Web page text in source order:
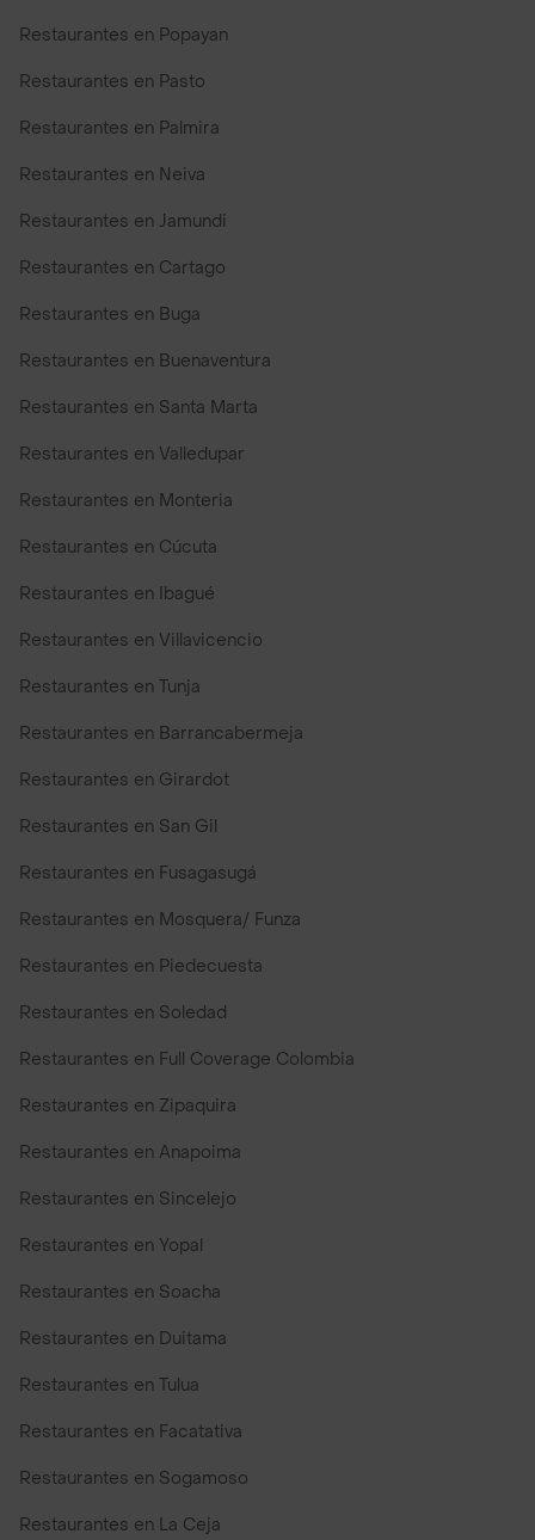
Restaurantes en Popayan
Restaurantes en Pasto
Restaurantes en Palmira
Restaurantes en Neiva
Restaurantes en Jamundi
Restaurantes en Cartago
Restaurantes en Buga
Restaurantes en Buenaventura
Restaurantes en Santa Marta
Restaurantes en Valledupar
Restaurantes en Monteria
Restaurantes en Cúcuta
Restaurantes en Ibagué
Restaurantes en Villavicencio
Restaurantes en Tunja
Restaurantes en Barrancabermeja
Restaurantes en Girardot
Restaurantes en San Gil
Restaurantes en Fusagasugá
Restaurantes en Mosquera/ Funza
Restaurantes en Piedecuesta
Restaurantes en Soledad
Restaurantes en Full Coverage Colombia
Restaurantes en Zipaquira
Restaurantes en Anapoima
Restaurantes en Sincelejo
Restaurantes en Yopal
Restaurantes en Soacha
Restaurantes en Duitama
Restaurantes en Tulua
Restaurantes en Facatativa
Restaurantes en Sogamoso
Restaurantes en La Ceja